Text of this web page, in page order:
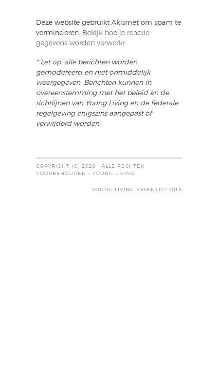
Deze website gebruikt Akismet om spam te
verminderen.
Bekijk hoe je reactie-
gegevens worden verwerkt
* Let op: alle berichten worden
gemodereerd en niet onmiddelijk
weergegeven. Berichten kunnen in
overeenstemming met het beleid en de
richtlijnen van Young Living en de federale
regelgeving enigszins aangepast of
verwijderd worden.
COPYRIGHT (C) 2020 - ALLE RECHTEN
VOORBEHOUDEN - YOUNG LIVING
YOUNG LIVING ESSENTIAL OILS